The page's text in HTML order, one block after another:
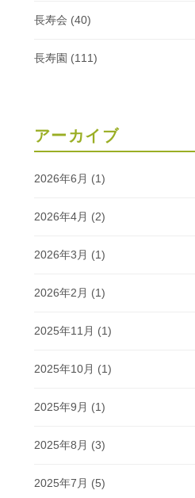
長寿会 (40)
長寿園 (111)
アーカイブ
2026年6月 (1)
2026年4月 (2)
2026年3月 (1)
2026年2月 (1)
2025年11月 (1)
2025年10月 (1)
2025年9月 (1)
2025年8月 (3)
2025年7月 (5)